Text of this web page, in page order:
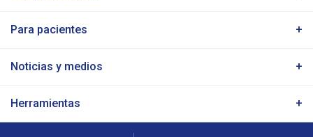
Para pacientes
Noticias y medios
Herramientas